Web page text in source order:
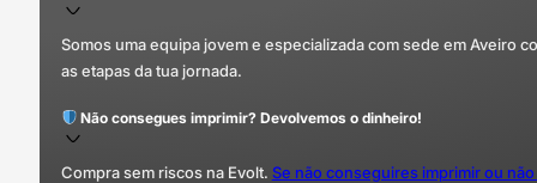
Somos uma equipa jovem e especializada com sede em Aveiro
as etapas da tua jornada.
Não consegues imprimir? Devolvemos o dinheiro!
Compra sem riscos na Evolt. Se não conseguires imprimir ou